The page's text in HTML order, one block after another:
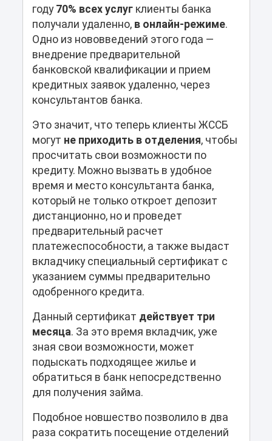
году 70% всех услугклиенты банка
получали удаленно, в онлайн-режиме.
Одно из нововведений этого года —
внедрение предварительной
банковской квалификации и прием
кредитных заявок удаленно, через
консультантов банка.
Это значит, что теперь клиенты ЖССБ
могут не приходить в отделения, чтобы
просчитать свои возможности по
кредиту. Можно вызвать в удобное
время и место консультанта банка,
который не только откроет депозит
дистанционно, но и проведет
предварительный расчет
платежеспособности, а также выдаст
вкладчику специальный сертификат с
указанием суммы предварительно
одобренного кредита.
Данный сертификат действует три
месяца. За это время вкладчик, уже
зная свои возможности, может
подыскать подходящее жилье и
обратиться в банк непосредственно
для получения займа.
Подобное новшество позволило в два
раза сократить посещение отделений